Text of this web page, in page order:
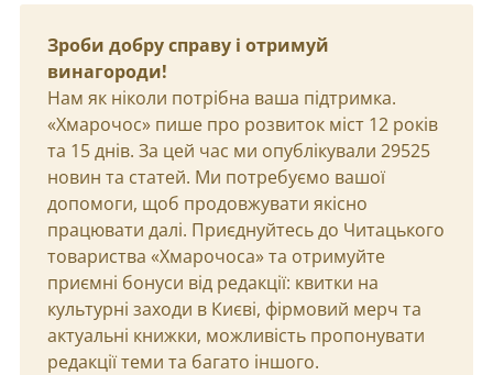
Зроби добру справу і отримуй
винагороди!
Нам як ніколи потрібна ваша підтримка.
«Хмарочос» пише про розвиток міст 12 років
та 15 днів. За цей час ми опублікували 29525
новин та статей. Ми потребуємо вашої
допомоги, щоб продовжувати якісно
працювати далі. Приєднуйтесь до Читацького
товариства «Хмарочоса» та отримуйте
приємні бонуси від редакції: квитки на
культурні заходи в Києві, фірмовий мерч та
актуальні книжки, можливість пропонувати
редакції теми та багато іншого.